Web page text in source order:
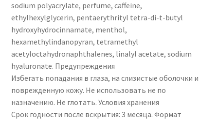
sodium polyacrylate, perfume, caffeine,
ethylhexylglycerin, pentaerythrityl tetra-di-t-butyl
hydroxyhydrocinnamate, menthol,
hexamethylindanopyran, tetramethyl
acetyloctahydronaphthalenes, linalyl acetate, sodium
hyaluronate. Предупреждения
Избегать попадания в глаза, на слизистые оболочки и
поврежденную кожу. Не использовать не по
назначению. Не глотать. Условия хранения
Срок годности после вскрытия: 3 месяца. Формат